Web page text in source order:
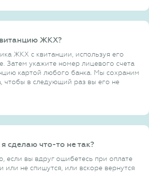
ЖКХ?
ЖКХ с квитанции, используя его
Затем укажите номер лицевого счета
картой любого банка. Мы сохраним
чтобы в следующий раз вы его не
сделаю что-то не так?
если вы вдруг ошибетесь при оплате
или не спишутся, или вскоре вернутся